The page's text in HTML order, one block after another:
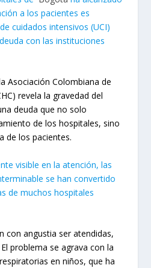
a los pacientes es
cuidados intensivos (UCI)
con las instituciones
Asociación Colombiana de
revela la gravedad del
deuda que no solo
de los hospitales, sino
de los pacientes.
visible en la atención, las
se han convertido
de muchos hospitales
con angustia ser atendidas,
problema se agrava con la
en niños, que ha